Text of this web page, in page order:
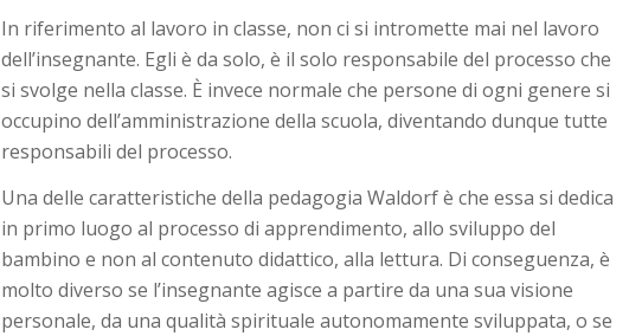
In riferimento al lavoro in classe, non ci si intromette mai nel lavoro
dell’insegnante. Egli è da solo, è il solo responsabile del processo che
si svolge nella classe. È invece normale che persone di ogni genere si
occupino dell’amministrazione della scuola, diventando dunque tutte
responsabili del processo.
Una delle caratteristiche della pedagogia Waldorf è che essa si dedica
in primo luogo al processo di apprendimento, allo sviluppo del
bambino e non al contenuto didattico, alla lettura. Di conseguenza, è
molto diverso se l’insegnante agisce a partire da una sua visione
personale, da una qualità spirituale autonomamente sviluppata, o se